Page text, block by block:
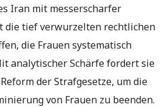
Iran mit messerscharfer
die tief verwurzelten rechtlichen
die Frauen systematisch
analytischer Schärfe fordert sie
der Strafgesetze, um die
von Frauen zu beenden.